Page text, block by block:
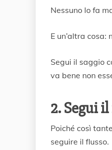
Nessuno lo fa
E un’altra
Segui il saggio
va bene non
2. Segui
Poiché così
seguire il flusso.